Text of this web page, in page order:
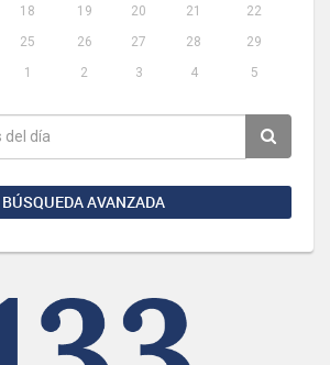
18 19 20 21
22
25 26 27 28
29
1 2 3 4 5
BÚSQUEDA AVANZADA